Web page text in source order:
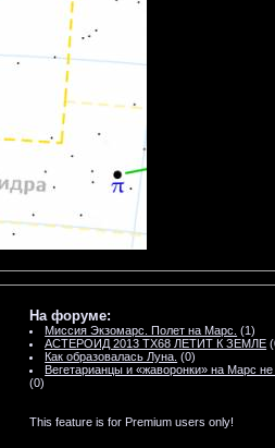
На форуме:
Миссия Экзомарс. Полет на Марс. (1)
АСТЕРОИД 2013 TX68 ЛЕТИТ К ЗЕМЛЕ
Как образовалась Луна. (0)
Вегетарианцы и «жаворонки» на Марс не
(0)
This feature is for Premium users only!